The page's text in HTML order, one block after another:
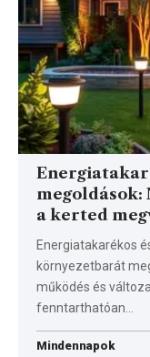
a kerted
Energiatakarékos
környezetbarát
működés és
fenntarthatóan…
Mindennapok